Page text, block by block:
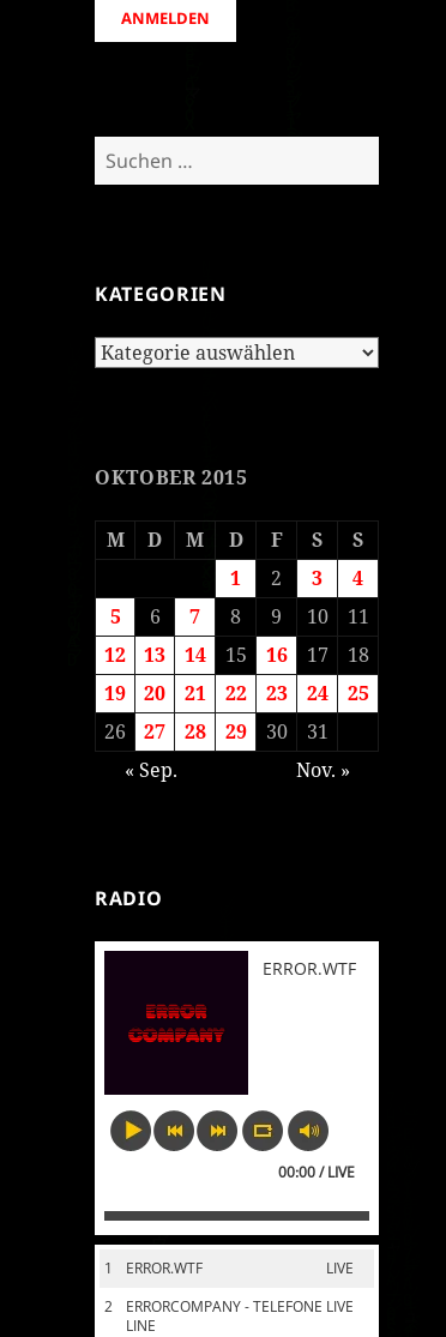
ANMELDEN
Suchen
nach:
KATEGORIEN
Kategorien
OKTOBER 2015
M D M D F S
S
1
2 3
4
5
6 7 8 9 10
11
12
13 14 15 16 17
18
19
20 21 22 23 24
25
26
27 28 29 30
31
« Sep.
Nov. »
RADIO
ERROR.WTF
00:00 / LIVE
1 LIVE
ERROR.WTF
2
LIVE
ERRORCOMPANY - TELEFONE
LINE